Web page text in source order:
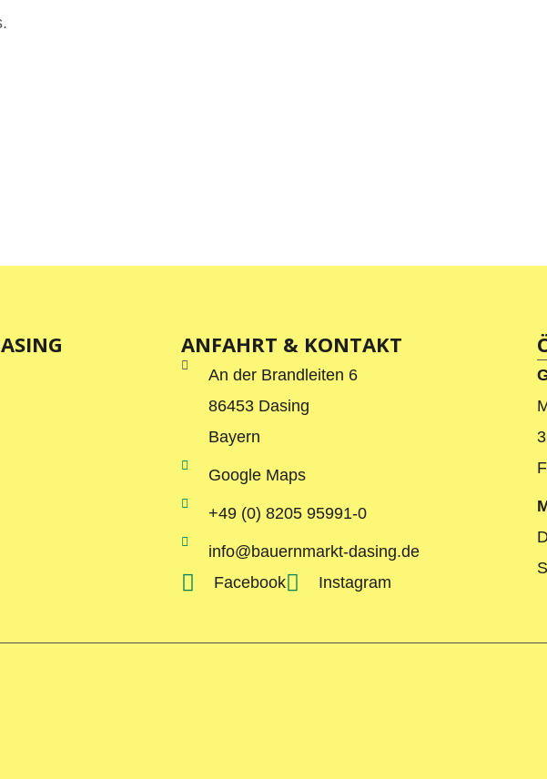
ANFAHRT & KONTAKT
An der Brandleiten 6
86453 Dasing
Bayern
Google Maps
+49 (0) 8205 95991-0
info@bauernmarkt-dasing.de
Facebook
Instagram